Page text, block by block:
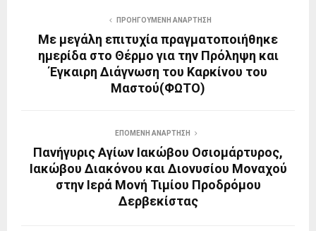
ΠΡΟΗΓΟΎΜΕΝΗ ΑΝΆΡΤΗΣΗ
Με μεγάλη επιτυχία πραγματοποιήθηκε
ημερίδα στο Θέρμο για την Πρόληψη και
Έγκαιρη Διάγνωση του Καρκίνου του
Μαστού(ΦΩΤΟ)
ΕΠΌΜΕΝΗ ΑΝΆΡΤΗΣΗ
Πανήγυρις Αγίων Ιακώβου Οσιομάρτυρος,
Ιακώβου Διακόνου και Διονυσίου Μοναχού
στην Ιερά Μονή Τιμίου Προδρόμου
Δερβεκίστας